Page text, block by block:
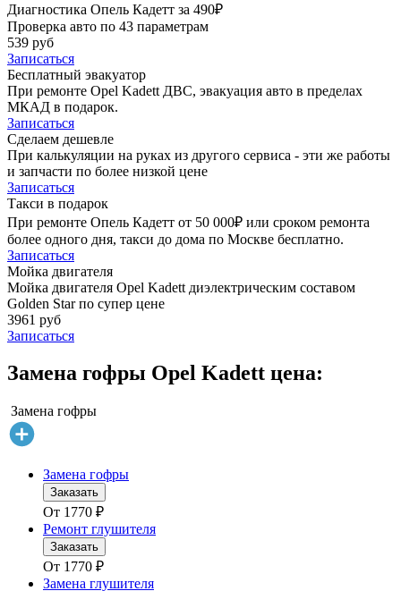
Диагностика Опель Кадетт за 490₽
Проверка авто по 43 параметрам
539 руб
Записаться
Бесплатный эвакуатор
При ремонте Opel Kadett ДВС, эвакуация авто в пределах
МКАД в подарок.
Записаться
Сделаем дешевле
При калькуляции на руках из другого сервиса - эти же работы
и запчасти по более низкой цене
Записаться
Такси в подарок
При ремонте Опель Кадетт от 50 000₽ или сроком ремонта
более одного дня, такси до дома по Москве бесплатно.
Записаться
Мойка двигателя
Мойка двигателя Opel Kadett диэлектрическим составом
Golden Star по супер цене
3961 руб
Записаться
Замена гофры Opel Kadett цена:
Замена гофры
Замена гофры
Заказать
От 1770 ₽
Ремонт глушителя
Заказать
От 1770 ₽
Замена глушителя